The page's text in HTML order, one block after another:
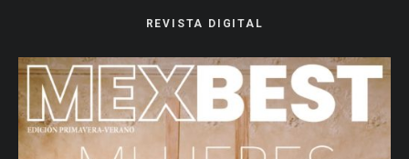
REVISTA DIGITAL